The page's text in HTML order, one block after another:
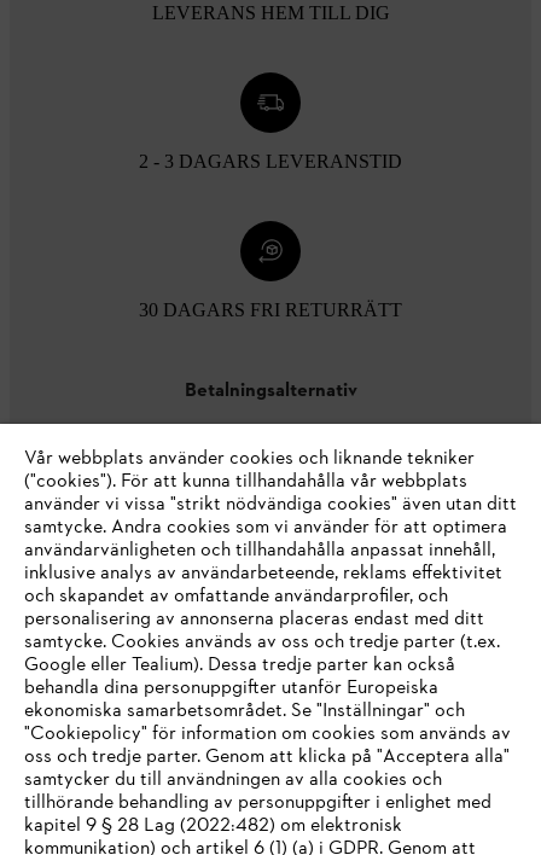
LEVERANS HEM TILL DIG
2 - 3 DAGARS LEVERANSTID
30 DAGARS FRI RETURRÄTT
Betalningsalternativ
Företaget
STIHL FAQ
Service
IHR BROWSER WIRD NICHT
Vår webbplats använder cookies och liknande tekniker
("cookies"). För att kunna tillhandahålla vår webbplats
använder vi vissa "strikt nödvändiga cookies" även utan ditt
samtycke. Andra cookies som vi använder för att optimera
användarvänligheten och tillhandahålla anpassat innehåll,
inklusive analys av användarbeteende, reklams effektivitet
och skapandet av omfattande användarprofiler, och
personalisering av annonserna placeras endast med ditt
samtycke. Cookies används av oss och tredje parter (t.ex.
Google eller Tealium). Dessa tredje parter kan också
behandla dina personuppgifter utanför Europeiska
ekonomiska samarbetsområdet. Se "Inställningar" och
"Cookiepolicy" för information om cookies som används av
oss och tredje parter. Genom att klicka på "Acceptera alla"
samtycker du till användningen av alla cookies och
tillhörande behandling av personuppgifter i enlighet med
kapitel 9 § 28 Lag (2022:482) om elektronisk
kommunikation) och artikel 6 (1) (a) i GDPR. Genom att